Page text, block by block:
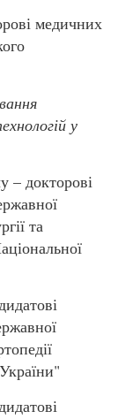
медичних
у
докторові
та